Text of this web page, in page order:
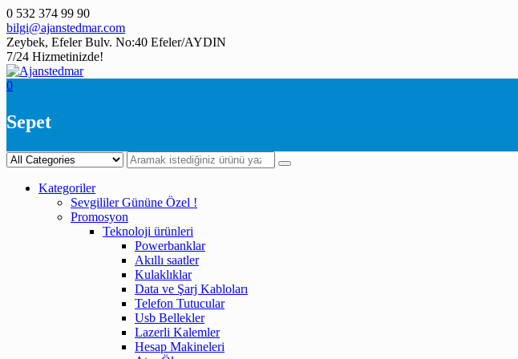
Skip
to
content
0 532 374 99 90
bilgi@ajanstedmar.com
Zeybek, Efeler Bulv. No:40 Efeler/AYDIN
7/24 Hizmetinizde!
0
Sepet
Kategoriler
Sevgililer Gününe Özel !
Promosyon
Teknoloji ürünleri
Powerbanklar
Akıllı saatler
Kulaklıklar
Data ve Şarj Kabloları
Telefon Tutucular
Usb Bellekler
Lazerli Kalemler
Hesap Makineleri